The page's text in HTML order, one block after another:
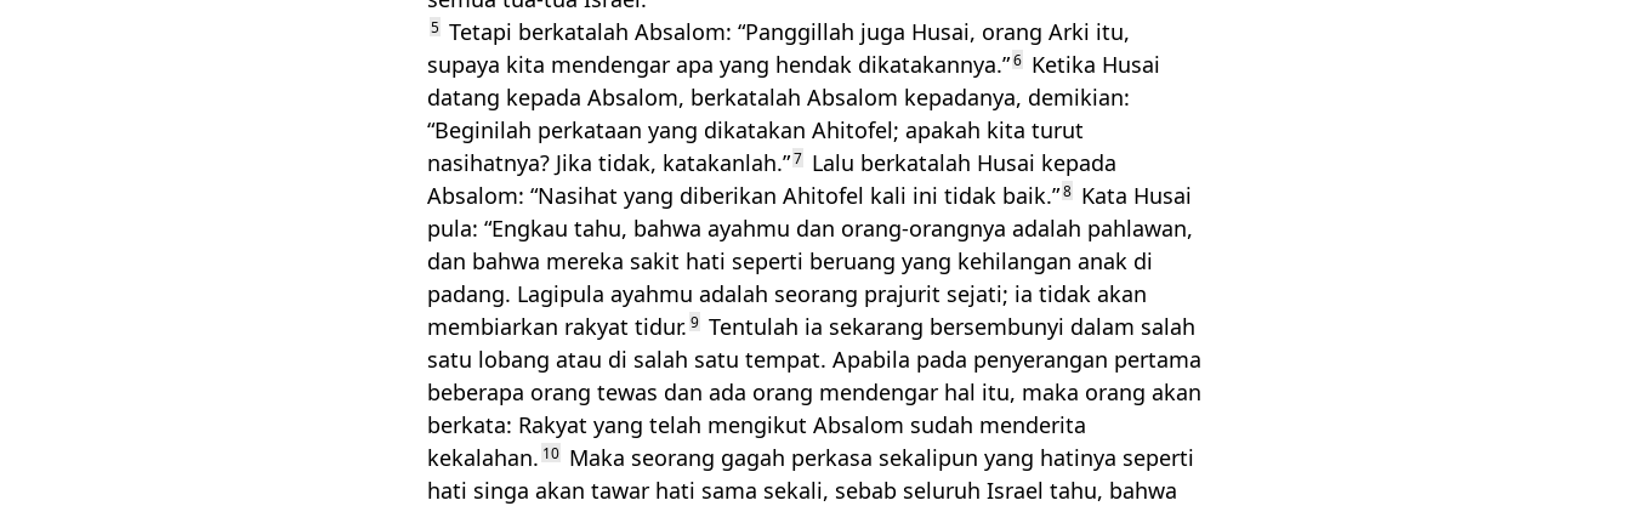
5 Tetapi berkatalah Absalom: “Panggillah juga Husai, orang Arki itu,
supaya kita mendengar apa yang hendak dikatakannya.”6 Ketika Husai
datang kepada Absalom, berkatalah Absalom kepadanya, demikian:
“Beginilah perkataan yang dikatakan Ahitofel; apakah kita turut
nasihatnya? Jika tidak, katakanlah.”7 Lalu berkatalah Husai kepada
Absalom: “Nasihat yang diberikan Ahitofel kali ini tidak baik.”8 Kata Husai
pula: “Engkau tahu, bahwa ayahmu dan orang-orangnya adalah pahlawan,
dan bahwa mereka sakit hati seperti beruang yang kehilangan anak di
padang. Lagipula ayahmu adalah seorang prajurit sejati; ia tidak akan
membiarkan rakyat tidur. 9 Tentulah ia sekarang bersembunyi dalam salah
satu lobang atau di salah satu tempat. Apabila pada penyerangan pertama
beberapa orang tewas dan ada orang mendengar hal itu, maka orang akan
berkata: Rakyat yang telah mengikut Absalom sudah menderita
kekalahan. 10 Maka seorang gagah perkasa sekalipun yang hatinya seperti
hati singa akan tawar hati sama sekali, sebab seluruh Israel tahu, bahwa